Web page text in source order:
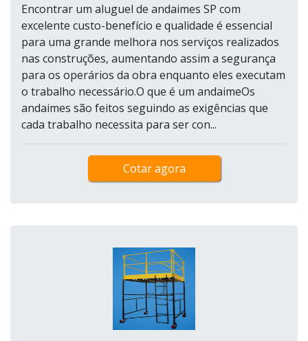
Encontrar um aluguel de andaimes SP com
excelente custo-benefício e qualidade é essencial
para uma grande melhora nos serviços realizados
nas construções, aumentando assim a segurança
para os operários da obra enquanto eles executam
o trabalho necessário.O que é um andaimeOs
andaimes são feitos seguindo as exigências que
cada trabalho necessita para ser con...
Cotar agora